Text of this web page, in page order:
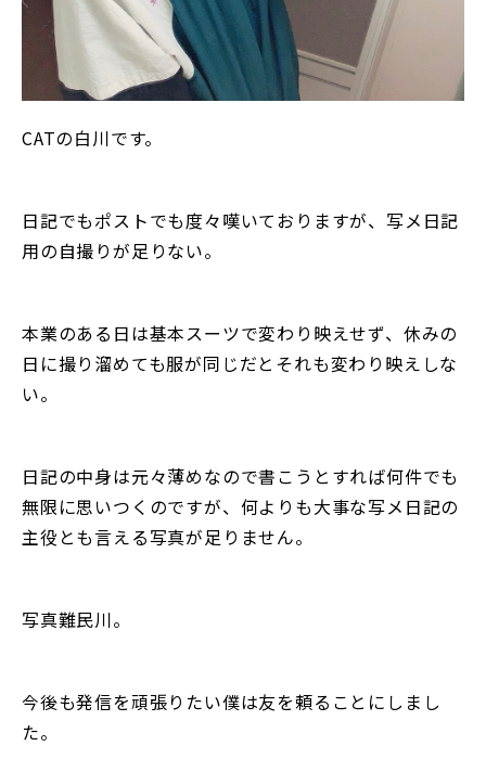
CATの白川です。
日記でもポストでも度々嘆いておりますが、写メ日記
用の自撮りが足りない。
本業のある日は基本スーツで変わり映えせず、休みの
日に撮り溜めても服が同じだとそれも変わり映えしな
い。
日記の中身は元々薄めなので書こうとすれば何件でも
無限に思いつくのですが、何よりも大事な写メ日記の
主役とも言える写真が足りません。
写真難民川。
今後も発信を頑張りたい僕は友を頼ることにしまし
た。